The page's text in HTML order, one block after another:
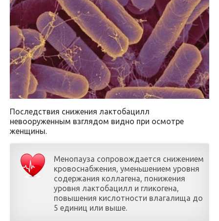
Последствия снижения лактобацилл
невооруженным взглядом видно при осмотре
женщины.
Менопауза сопровождается снижением
кровоснабжения, уменьшением уровня
содержания коллагена, понижения
уровня лактобацилл и гликогена,
повышения кислотности влагалища до
5 единиц или выше.